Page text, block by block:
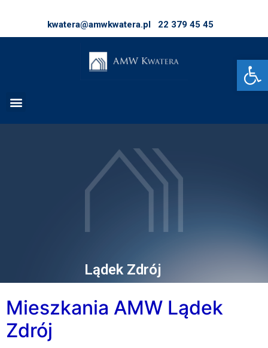
kwatera@amwkwatera.pl 22 379 45 45
Lądek Zdrój
Mieszkania AMW Lądek
Zdrój